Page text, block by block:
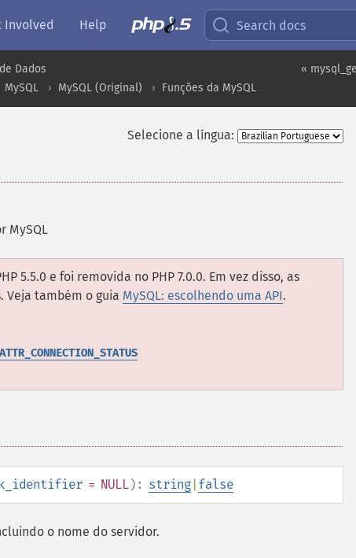
Involved Help Search docs
«
Dados
MySQL MySQL (Original) Funções da MySQL
Selecione a língua:
MySQL
5.5.0 e foi removida no PHP 7.0.0. Em vez disso, as
Veja também o guia MySQL: escolhendo uma API.
= NULL): string false
o nome do servidor.